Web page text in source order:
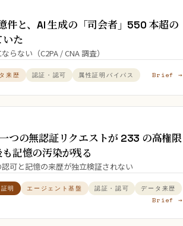
件と、AI 生成の「司会者」550 本超の
いた
らない（C2PA / CNA 調査）
来歴 認証・認可 属性証明バイパス Brief →
つの無認証リクエストが 233 の高権限
記憶の汚染が残る
可と記憶の来歴が独立検証されない
明 エージェント基盤 認証・認可 データ来歴
Brief →